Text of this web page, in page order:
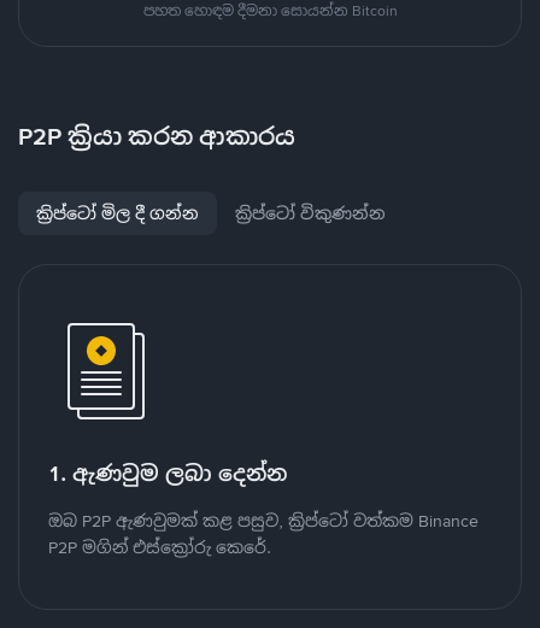
පහත හොඳම දීමනා සොයන්න Bitcoin
P2P ක්‍රියා කරන ආකාරය
ක්‍රිප්ටෝ මිල දී ගන්න ක්‍රිප්ටෝ විකුණන්න
1. ඇණවුම ලබා දෙන්න
ඔබ P2P ඇණවුමක් කළ පසුව, ක්‍රිප්ටෝ වත්කම Binance
P2P මගින් එස්ක්‍රෝරු කෙරේ.